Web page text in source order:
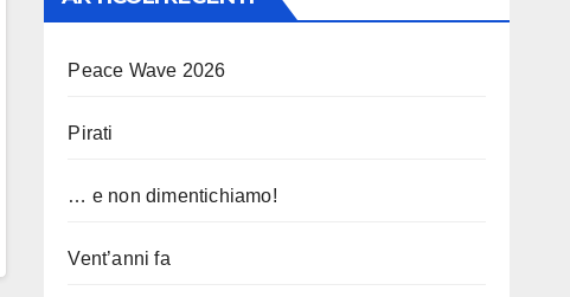
Peace Wave 2026
Pirati
… e non dimentichiamo!
Vent’anni fa